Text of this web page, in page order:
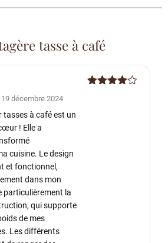
tasse à café
19 décembre 2024
tasses à café est un
! Elle a
cuisine. Le design
et fonctionnel,
dans mon
particulièrement la
qui supporte
de mes
Les différents